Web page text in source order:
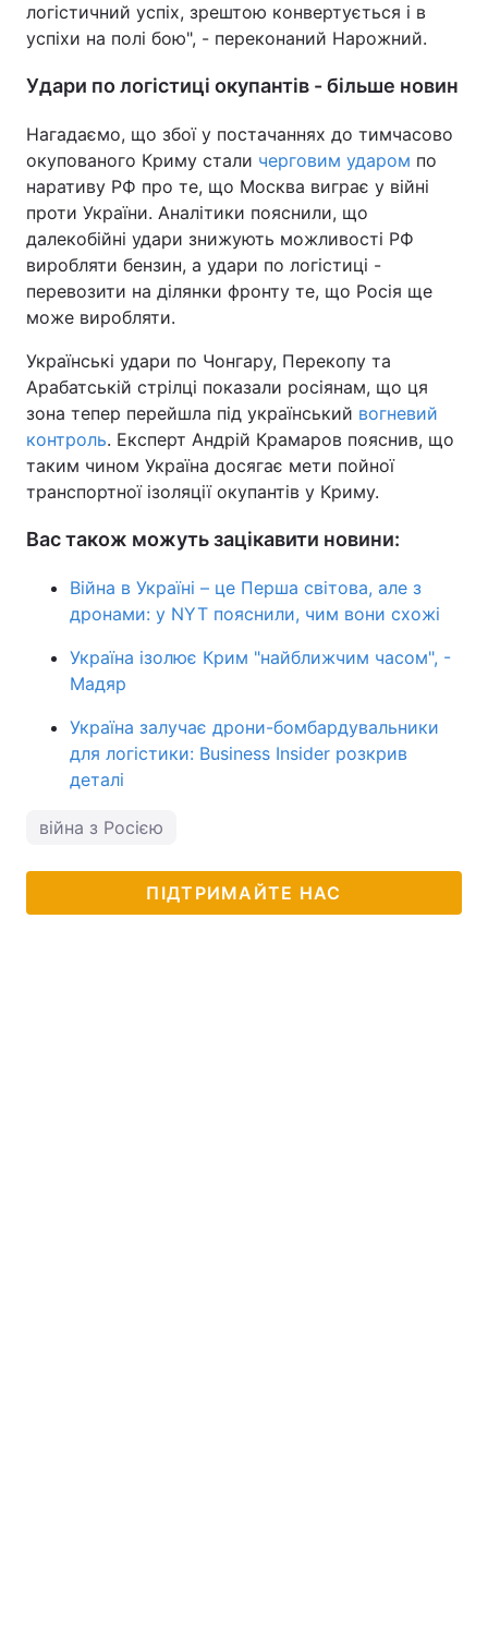
логістичний успіх, зрештою конвертується і в
успіхи на полі бою", - переконаний Нарожний.
Удари по логістиці окупантів - більше новин
Нагадаємо, що збої у постачаннях до тимчасово
окупованого Криму стали черговим ударом по
наративу РФ про те, що Москва виграє у війні
проти України. Аналітики пояснили, що
далекобійні удари знижують можливості РФ
виробляти бензин, а удари по логістиці -
перевозити на ділянки фронту те, що Росія ще
може виробляти.
Українські удари по Чонгару, Перекопу та
Арабатській стрілці показали росіянам, що ця
зона тепер перейшла під український вогневий
контроль. Експерт Андрій Крамаров пояснив, що
таким чином Україна досягає мети пойної
транспортної ізоляції окупантів у Криму.
Вас також можуть зацікавити новини:
Війна в Україні – це Перша світова, але з
дронами: у NYT пояснили, чим вони схожі
Україна ізолює Крим "найближчим часом", -
Мадяр
Україна залучає дрони-бомбардувальники
для логістики: Business Insider розкрив
деталі
війна з Росією
ПІДТРИМАЙТЕ НАС